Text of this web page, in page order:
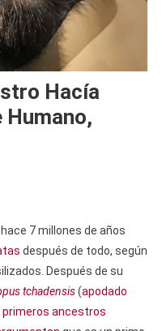
Hacía
7 millones de años
después de todo, según
Después de su
tchadensis(apodado
primeros ancestros